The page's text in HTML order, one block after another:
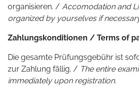
organisieren. / Accomodation and
organized by yourselves if
Zahlungskonditionen / Terms of
Die gesamte Prüfungsgebühr ist
zur Zahlung fällig. / The entire
immediately upon registration.